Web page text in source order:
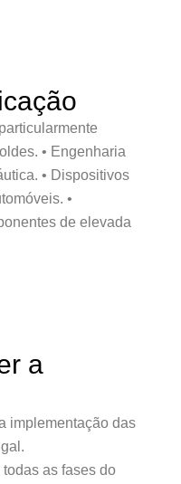
• Engenharia
• Dispositivos
•
de elevada
a
implementação das
as fases do